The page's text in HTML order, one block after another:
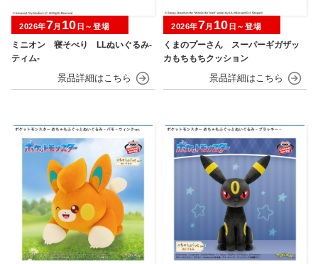
ミニオン 寝そべり LLぬいぐるみ‐
ティム‐
2026年7月 10 日～登場
くまのプーさん スーパーギガザッ
カもちもちクッション
2026年7月 10 日～登場